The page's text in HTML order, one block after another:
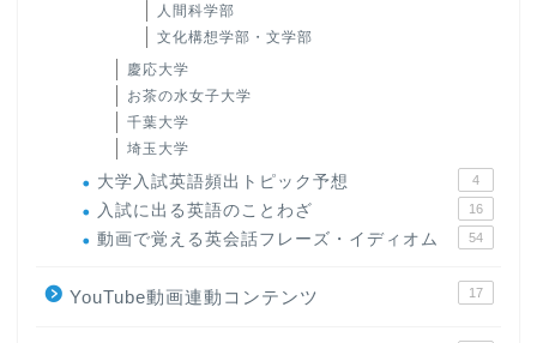
人間科学部
文化構想学部・文学部
慶応大学
お茶の水女子大学
千葉大学
埼玉大学
大学入試英語頻出トピック予想 4
入試に出る英語のことわざ 16
動画で覚える英会話フレーズ・イディオム 54
YouTube動画連動コンテンツ 17